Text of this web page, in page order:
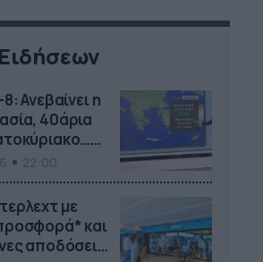
Ανεβαίνει η
40άρια
με
και
αποδόσεις